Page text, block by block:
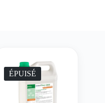
ÉPUISÉ